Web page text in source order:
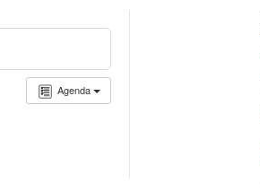
Agenda